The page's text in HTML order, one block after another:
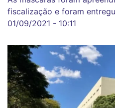
fiscalização e foram
01/09/2021 - 10:11